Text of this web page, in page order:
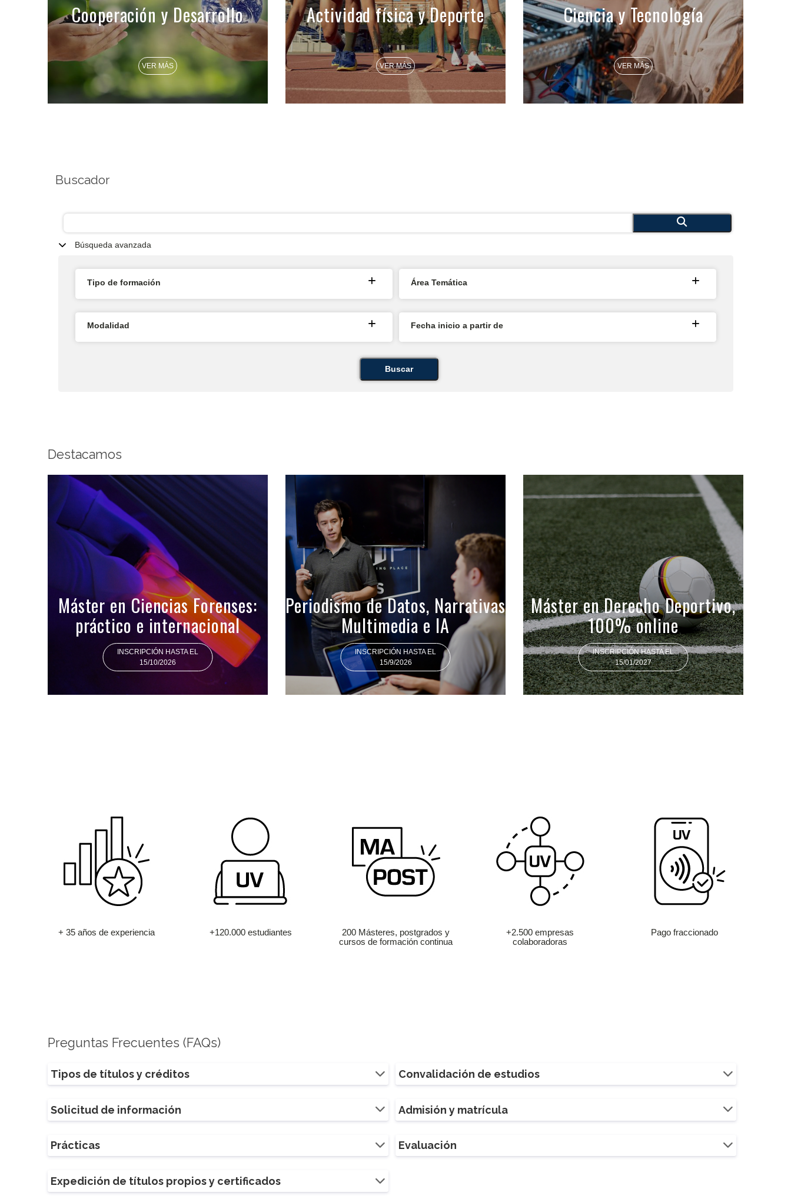
Cooperación y Desarrollo
VER MÁS
Actividad física y Deporte
VER MÁS
Ciencia y Tecnología
VER MÁS
Buscador
Búsqueda avanzada
Tipo de formación Área Temática
Modalidad Fecha inicio a partir de
Buscar
Destacamos
Máster en Ciencias Forenses:
práctico e internacional
INSCRIPCIÓN HASTA EL
15/10/2026
Periodismo de Datos, Narrativas
Multimedia e IA
INSCRIPCIÓN HASTA EL
15/9/2026
Máster en Derecho Deportivo,
100% online
INSCRIPCIÓN HASTA EL
15/01/2027
+ 35 años de experiencia +120.000 estudiantes
200 Másteres, postgrados y
cursos de formación continua
+2.500 empresas
colaboradoras
Pago fraccionado
Preguntas Frecuentes (FAQs)
Tipos de títulos y créditos Convalidación de estudios
Solicitud de información Admisión y matrícula
Prácticas Evaluación
Expedición de títulos propios y certificados